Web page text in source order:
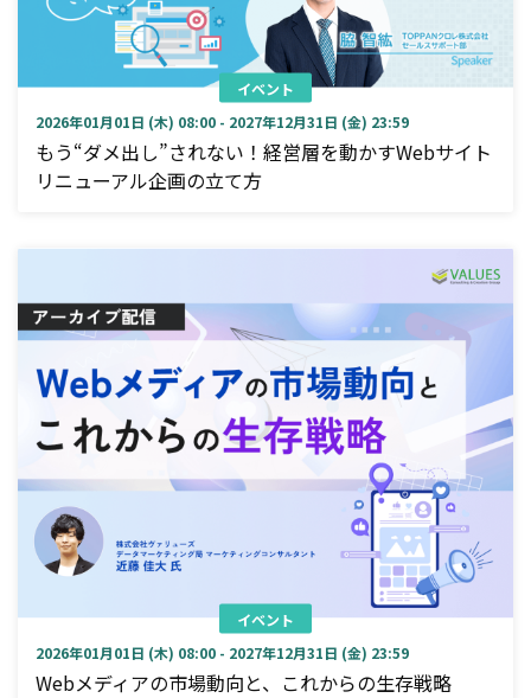
イベント
2026年01月01日 (木) 08:00 - 2027年12月31日 (金) 23:59
もう“ダメ出し”されない！経営層を動かすWebサイト
リニューアル企画の立て方
イベント
2026年01月01日 (木) 08:00 - 2027年12月31日 (金) 23:59
Webメディアの市場動向と、これからの生存戦略